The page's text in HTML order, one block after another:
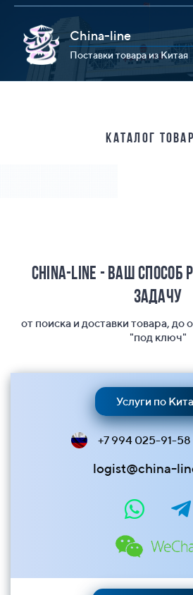
China-line
Поставки товара из Китая
Каталог
China-Line - ваш
задачу
от поиска и доставки товара, до
"под ключ"
Услуги по
+7 994 025-91-58
logist@china-